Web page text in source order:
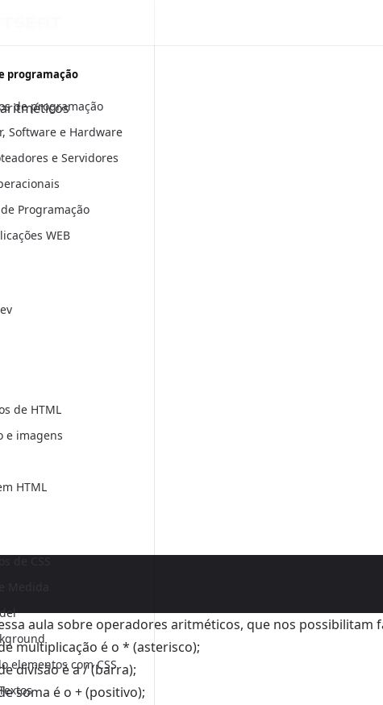
programação
de programação
Software e Hardware
e Servidores
Programação
WEB
de HTML
e imagens
HTML
elementos com CSS
aula sobre operadores aritméticos, que nos possibilitam
multiplicação é o * (asterisco);
divisão é a / (barra);
soma é o + (positivo);